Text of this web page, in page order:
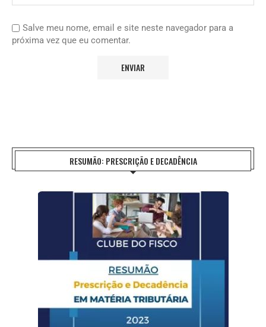
Salve meu nome, email e site neste navegador para a
próxima vez que eu comentar.
RESUMÃO: PRESCRIÇÃO E DECADÊNCIA